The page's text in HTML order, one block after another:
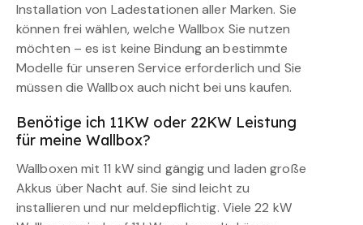
Installation von Ladestationen aller Marken. Sie
können frei wählen, welche Wallbox Sie nutzen
möchten – es ist keine Bindung an bestimmte
Modelle für unseren Service erforderlich und Sie
müssen die Wallbox auch nicht bei uns kaufen.
Benötige ich 11KW oder 22KW Leistung
für meine Wallbox?
Wallboxen mit 11 kW sind gängig und laden große
Akkus über Nacht auf. Sie sind leicht zu
installieren und nur meldepflichtig. Viele 22 kW